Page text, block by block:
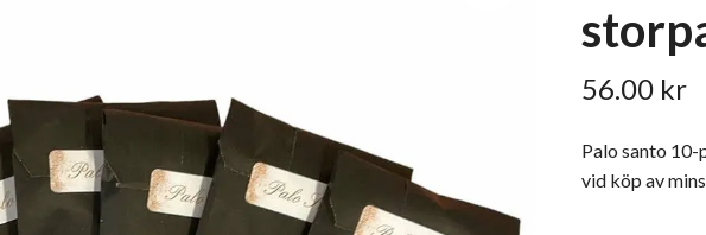
56.00 kr
Palo santo 10-
vid köp av